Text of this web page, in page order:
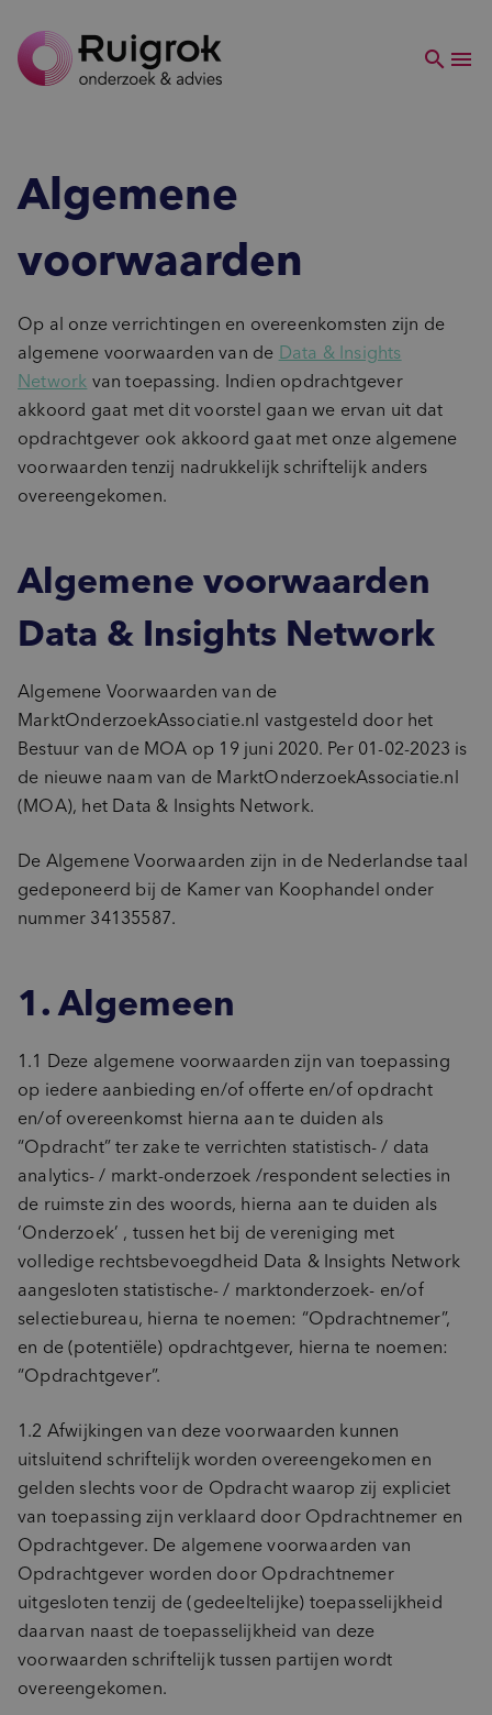
search menu
Expertises
Merk & Communicatie
campaignCampagne
newspaper
Klantervaring
computerUser Experience (UX)
cableCustomer journey
shopping_cart_checkout Winkelervaring
sentiment_satisfiedTevredenheid
Innovatie
sign_languageUsage & Attitude
Doelgroepinzichten
groups_2(Potentiële) doelgroepen
psychology_altBehoeften
record_voice_over Opinieonderzoek
shopping_bagShoppanels
remove_red_eye Eye tracking
on_device_trainingMobile self ethnography
eyeglassesObservatie
manage_search Check&Go | Agile onderzoek
bookmarkTag-it
record_voice_overOnline klantenpanel
Advies
unknown_documentFocussessie
cast_for_educationMasterclass
Nieuws
Over Ruigrok
Onze experts
Ons bedrijf
Onze werkwijze
Ruigrok & AI
Onze vacatures
Algemene
voorwaarden
Op al onze verrichtingen en overeenkomsten zijn de
algemene voorwaarden van de Data & Insights
Network van toepassing. Indien opdrachtgever
akkoord gaat met dit voorstel gaan we ervan uit dat
opdrachtgever ook akkoord gaat met onze algemene
voorwaarden tenzij nadrukkelijk schriftelijk anders
overeengekomen.
Algemene voorwaarden
Data & Insights Network
Algemene Voorwaarden van de
MarktOnderzoekAssociatie.nl vastgesteld door het
Bestuur van de MOA op 19 juni 2020. Per 01-02-2023 is
de nieuwe naam van de MarktOnderzoekAssociatie.nl
(MOA), het Data & Insights Network.
De Algemene Voorwaarden zijn in de Nederlandse taal
gedeponeerd bij de Kamer van Koophandel onder
nummer 34135587.
1. Algemeen
1.1 Deze algemene voorwaarden zijn van toepassing
op iedere aanbieding en/of offerte en/of opdracht
en/of overeenkomst hierna aan te duiden als
“Opdracht” ter zake te verrichten statistisch- / data
analytics- / markt-onderzoek /respondent selecties in
de ruimste zin des woords, hierna aan te duiden als
‘Onderzoek’ , tussen het bij de vereniging met
volledige rechtsbevoegdheid Data & Insights Network
aangesloten statistische- / marktonderzoek- en/of
selectiebureau, hierna te noemen: “Opdrachtnemer”,
en de (potentiële) opdrachtgever, hierna te noemen:
“Opdrachtgever”.
1.2 Afwijkingen van deze voorwaarden kunnen
uitsluitend schriftelijk worden overeengekomen en
gelden slechts voor de Opdracht waarop zij expliciet
van toepassing zijn verklaard door Opdrachtnemer en
Opdrachtgever. De algemene voorwaarden van
Opdrachtgever worden door Opdrachtnemer
uitgesloten tenzij de (gedeeltelijke) toepasselijkheid
daarvan naast de toepasselijkheid van deze
voorwaarden schriftelijk tussen partijen wordt
overeengekomen.